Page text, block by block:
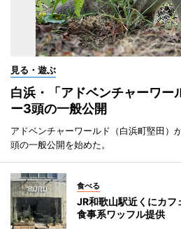
見る・遊ぶ
白浜・「アドベンチャーワー
ー3頭の一般公開
アドベンチャーワールド（白浜町堅田）
頭の一般公開を始めた。
食べる
JR和歌山駅近くにカ
食事系ワッフル提供